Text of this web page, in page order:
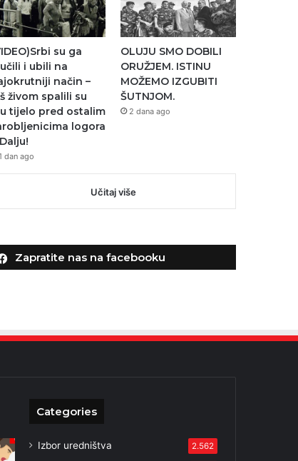
su ga
i ubili na
način –
živom spalili su
tijelo pred ostalim
logora
dan ago
OLUJU SMO DOBILI
ORUŽJEM. ISTINU
MOŽEMO IZGUBITI
ŠUTNJOM.
2 dana ago
Učitaj više
Zapratite nas na facebooku
Categories
Izbor uredništva 2.562